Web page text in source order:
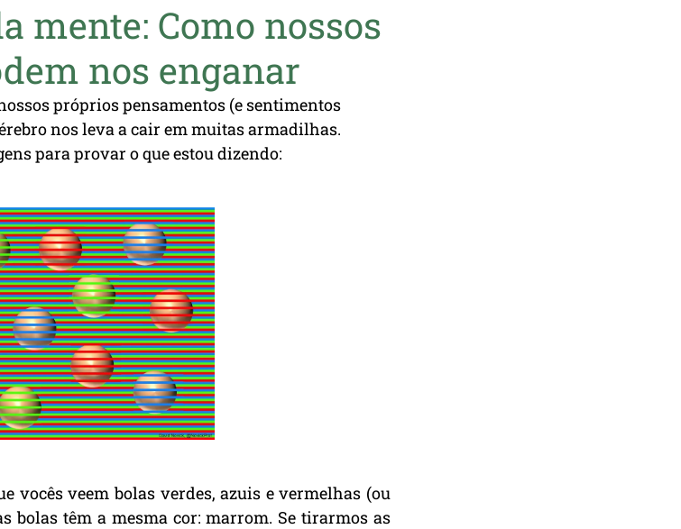
mente: Como nossos
nos enganar
próprios pensamentos (e sentimentos
nos leva a cair em muitas armadilhas.
para provar o que estou dizendo:
vocês veem bolas verdes, azuis e vermelhas (ou
bolas têm a mesma cor: marrom. Se tirarmos as